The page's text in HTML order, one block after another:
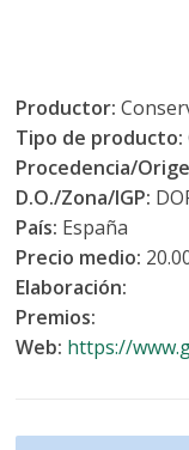
Productor:
Tipo de producto:
Procedencia/
D.O./Zona/IGP:
País: España
Precio medio:
Elaboración:
Premios:
Web: https://